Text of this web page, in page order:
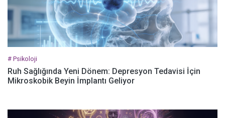
# Psikoloji
Ruh Sağlığında Yeni Dönem: Depresyon Tedavisi İçin
Mikroskobik Beyin İmplantı Geliyor